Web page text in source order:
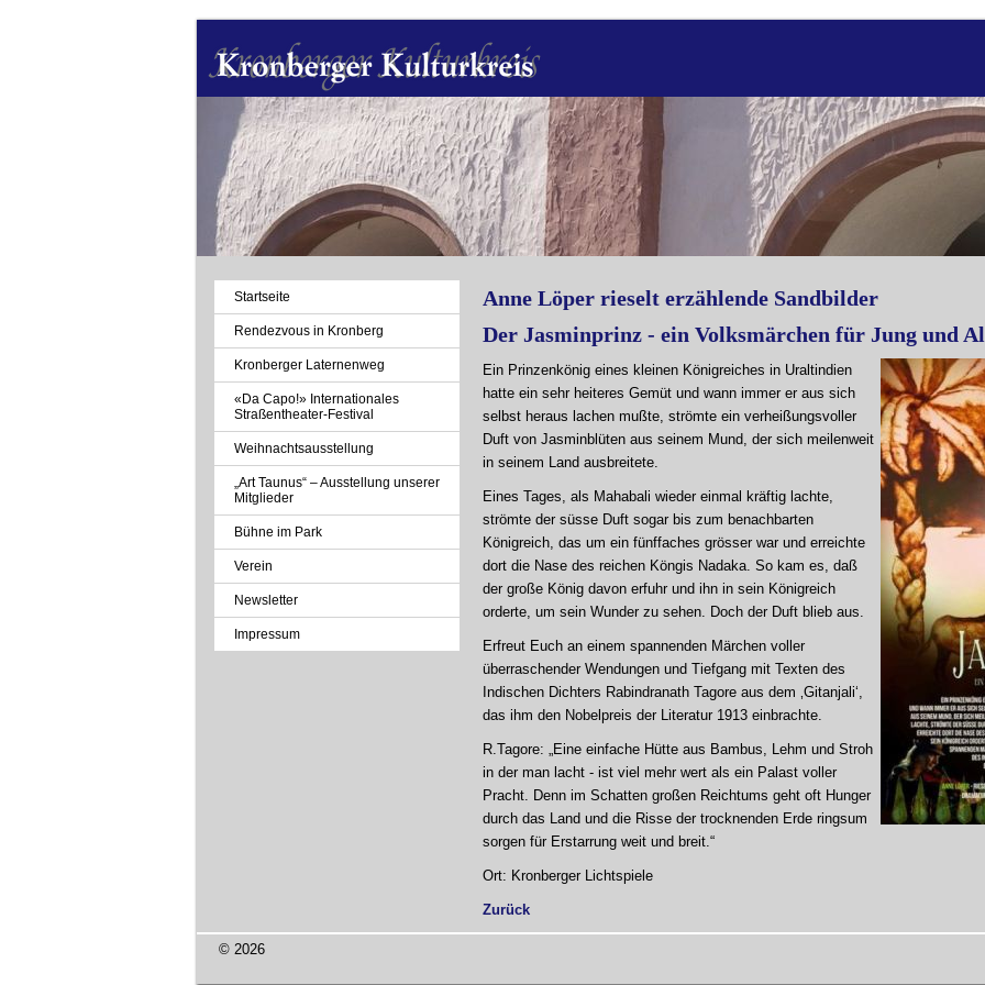
Anne Löper rieselt erzählende Sandbilder
Der Jasminprinz - ein Volksmärchen für Jung und
Ein Prinzenkönig eines kleinen Königreiches in Uraltindien
hatte ein sehr heiteres Gemüt und wann immer er aus sich
selbst heraus lachen mußte, strömte ein verheißungsvoller
Duft von Jasminblüten aus seinem Mund, der sich meilenweit
in seinem Land ausbreitete.
Eines Tages, als Mahabali wieder einmal kräftig lachte,
strömte der süsse Duft sogar bis zum benachbarten
Königreich, das um ein fünffaches grösser war und erreichte
dort die Nase des reichen Köngis Nadaka. So kam es, daß
der große König davon erfuhr und ihn in sein Königreich
orderte, um sein Wunder zu sehen. Doch der Duft blieb aus.
Erfreut Euch an einem spannenden Märchen voller
überraschender Wendungen und Tiefgang mit Texten des
Indischen Dichters Rabindranath Tagore aus dem ‚Gitanjali‘,
das ihm den Nobelpreis der Literatur 1913 einbrachte.
R.Tagore: „Eine einfache Hütte aus Bambus, Lehm und Stroh
in der man lacht - ist viel mehr wert als ein Palast voller
Pracht. Denn im Schatten großen Reichtums geht oft Hunger
durch das Land und die Risse der trocknenden Erde ringsum
sorgen für Erstarrung weit und breit.“
Ort: Kronberger Lichtspiele
Zurück
Navigation
überspringen
Startseite
Rendezvous in Kronberg
Kronberger Laternenweg
«Da Capo!» Internationales
Straßentheater-Festival
Weihnachtsausstellung
„Art Taunus“ – Ausstellung unserer
Mitglieder
Bühne im Park
Verein
Newsletter
Impressum
© 2026